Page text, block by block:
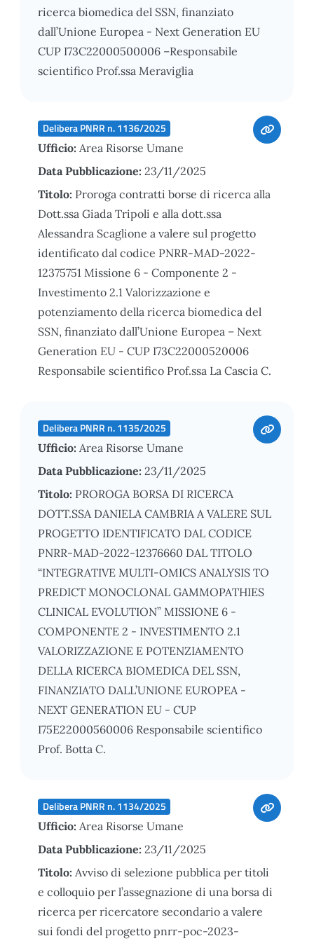
ricerca biomedica del SSN, finanziato
dall’Unione Europea - Next Generation EU
CUP I73C22000500006 –Responsabile
scientifico Prof.ssa Meraviglia
Delibera PNRR n. 1136/2025
Ufficio: Area Risorse Umane
Data Pubblicazione: 23/11/2025
Titolo: Proroga contratti borse di ricerca alla
Dott.ssa Giada Tripoli e alla dott.ssa
Alessandra Scaglione a valere sul progetto
identificato dal codice PNRR-MAD-2022-
12375751 Missione 6 - Componente 2 -
Investimento 2.1 Valorizzazione e
potenziamento della ricerca biomedica del
SSN, finanziato dall’Unione Europea – Next
Generation EU - CUP I73C22000520006
Responsabile scientifico Prof.ssa La Cascia C.
Delibera PNRR n. 1135/2025
Ufficio: Area Risorse Umane
Data Pubblicazione: 23/11/2025
Titolo: PROROGA BORSA DI RICERCA
DOTT.SSA DANIELA CAMBRIA A VALERE SUL
PROGETTO IDENTIFICATO DAL CODICE
PNRR-MAD-2022-12376660 DAL TITOLO
“INTEGRATIVE MULTI-OMICS ANALYSIS TO
PREDICT MONOCLONAL GAMMOPATHIES
CLINICAL EVOLUTION” MISSIONE 6 -
COMPONENTE 2 - INVESTIMENTO 2.1
VALORIZZAZIONE E POTENZIAMENTO
DELLA RICERCA BIOMEDICA DEL SSN,
FINANZIATO DALL’UNIONE EUROPEA -
NEXT GENERATION EU - CUP
I75E22000560006 Responsabile scientifico
Prof. Botta C.
Delibera PNRR n. 1134/2025
Ufficio: Area Risorse Umane
Data Pubblicazione: 23/11/2025
Titolo: Avviso di selezione pubblica per titoli
e colloquio per l’assegnazione di una borsa di
ricerca per ricercatore secondario a valere
sui fondi del progetto pnrr-poc-2023-